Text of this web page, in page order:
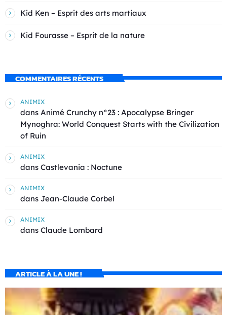
Kid Ken – Esprit des arts martiaux
Kid Fourasse – Esprit de la nature
COMMENTAIRES RÉCENTS
ANIMIX
dans Animé Crunchy n°23 : Apocalypse Bringer
Mynoghra: World Conquest Starts with the Civilization
of Ruin
ANIMIX
dans Castlevania : Noctune
ANIMIX
dans Jean-Claude Corbel
ANIMIX
dans Claude Lombard
ARTICLE À LA UNE !